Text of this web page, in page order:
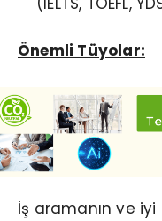
Önemli Tüyolar:
İş aramanın ve